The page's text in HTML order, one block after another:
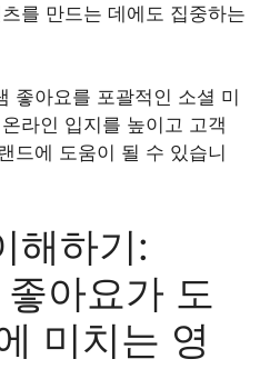
를 만드는 데에도 집중하는
좋아요를 포괄적인 소셜 미
라인 입지를 높이고 고객
드에 도움이 될 수 있습니
해하기:
아요가 도
미치는 영